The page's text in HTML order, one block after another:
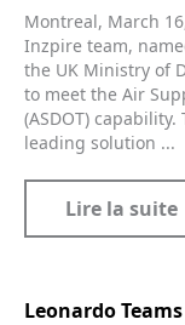
Montreal, March
Inzpire team,
the UK Ministry of
to meet the Air
(ASDOT)
leading solution ...
Lire la suite
Leonardo